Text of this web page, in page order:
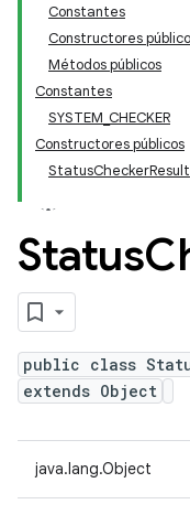
Constantes
Constructores
Métodos públicos
Constantes
SYSTEM_CHECKER
Constructores públicos
StatusCheckerResult
Status
public class
extends Object
java.lang.Object